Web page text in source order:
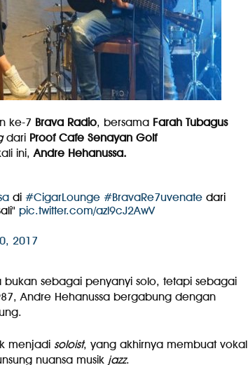
ke-7 Brava Radio, bersama Farah Tubagus
dariProof Cafe Senayan Golf
ini, Andre Hehanussa.
di #CigarLounge #BravaRe7uvenatedari
pic.twitter.com/azl9cJ2AwV
2017
bukan sebagai penyanyi solo, tetapi sebagai
Andre Hehanussa bergabung dengan
menjadi soloist, yang akhirnya membuat vokal
nuansa musik jazz.